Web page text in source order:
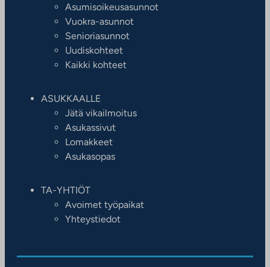
Asumisoikeusasunnot
Vuokra-asunnot
Senioriasunnot
Uudiskohteet
Kaikki kohteet
ASUKKAALLE
Jätä vikailmoitus
Asukassivut
Lomakkeet
Asukasopas
TA-YHTIÖT
Avoimet työpaikat
Yhteystiedot